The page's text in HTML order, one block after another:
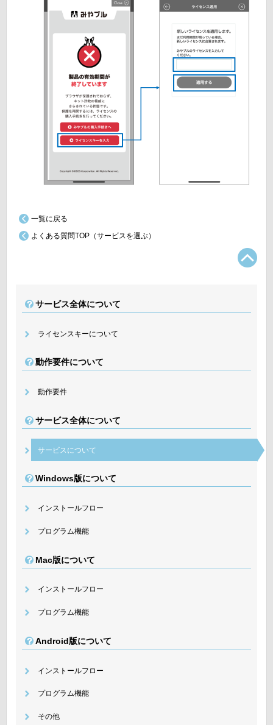
一覧に戻る
よくある質問TOP（サービスを選ぶ）
サービス全体について
ライセンスキーについて
動作要件について
動作要件
サービス全体について
サービスについて
Windows版について
インストールフロー
プログラム機能
Mac版について
インストールフロー
プログラム機能
Android版について
インストールフロー
プログラム機能
その他